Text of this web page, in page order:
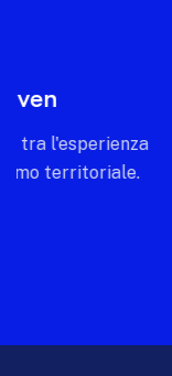
Costruisci
stakeholder